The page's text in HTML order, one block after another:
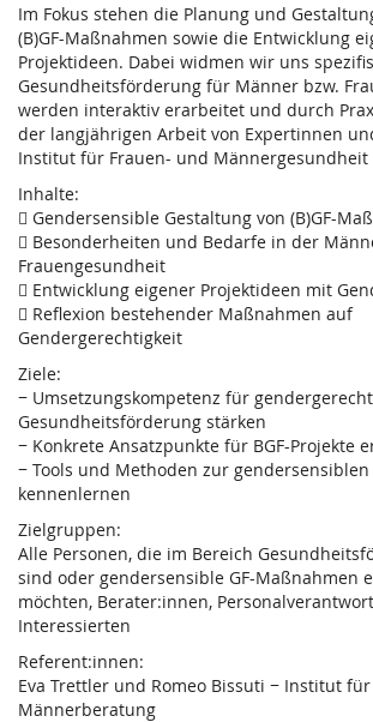
Im Fokus stehen die Planung und
(B)GF-Maßnahmen sowie die Entwicklung
Projektideen. Dabei widmen wir uns
Gesundheitsförderung für Männer bzw.
werden interaktiv erarbeitet und durch
der langjährigen Arbeit von Expertinnen
Institut für Frauen- und
Inhalte:
 Gendersensible Gestaltung von (B)GF-
 Besonderheiten und Bedarfe in der
Frauengesundheit
 Entwicklung eigener Projektideen mit
 Reflexion bestehender Maßnahmen auf
Gendergerechtigkeit
Ziele:
− Umsetzungskompetenz für
Gesundheitsförderung stärken
− Konkrete Ansatzpunkte für BGF-Projekte
− Tools und Methoden zur gendersensiblen
kennenlernen
Zielgruppen:
Alle Personen, die im Bereich
sind oder gendersensible GF-Maßnahmen
möchten, Berater:innen,
Interessierten
Referent:innen:
Eva Trettler und Romeo Bissuti − Institut
Männerberatung